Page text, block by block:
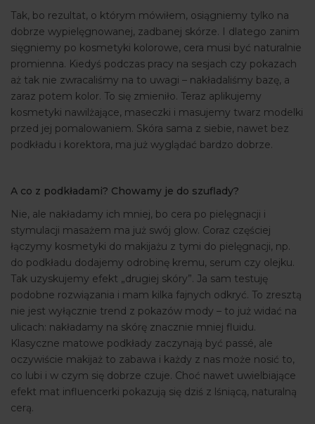
Tak, bo rezultat, o którym mówiłem, osiągniemy tylko na
dobrze wypielęgnowanej, zadbanej skórze. I dlatego zanim
sięgniemy po kosmetyki kolorowe, cera musi być naturalnie
promienna. Kiedyś podczas pracy na sesjach czy pokazach
aż tak nie zwracaliśmy na to uwagi – nakładaliśmy bazę, a
zaraz potem kolor. To się zmieniło. Teraz aplikujemy
kosmetyki nawilżające, maseczki i masujemy twarz modelki
przed jej pomalowaniem. Skóra sama z siebie, nawet bez
podkładu i korektora, ma już wyglądać bardzo dobrze.
A co z podkładami? Chowamy je do szuflady?
Nie, ale nakładamy ich mniej, bo cera po pielęgnacji i
stymulacji masażem ma już swój glow. Coraz częściej
łączymy kosmetyki do makijażu z tymi do pielęgnacji, np.
do podkładu dodajemy odrobinę kremu, serum czy olejku.
Tak uzyskujemy efekt „drugiej skóry”. Ja sam testuję
podobne rozwiązania i mam kilka fajnych odkryć. To zresztą
nie jest wyłącznie trend z pokazów mody – to już widać na
ulicach: nakładamy na skórę znacznie mniej fluidu.
Klasyczne matowe podkłady zaczynają być passé, ale
oczywiście makijaż to zabawa i każdy z nas może nosić to,
co lubi i w czym się dobrze czuje. Choć nawet uwielbiające
efekt mat influencerki pokazują się dziś z lśniącą, naturalną
cerą.